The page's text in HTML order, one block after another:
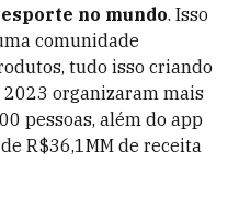
no mundo. Isso
comunidade
tudo isso criando
organizaram mais
pessoas, além do app
R$36,1MM de receita